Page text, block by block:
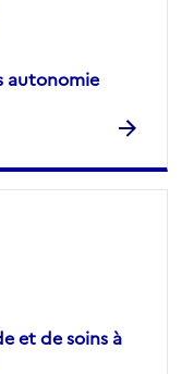
autonomie
et de soins à